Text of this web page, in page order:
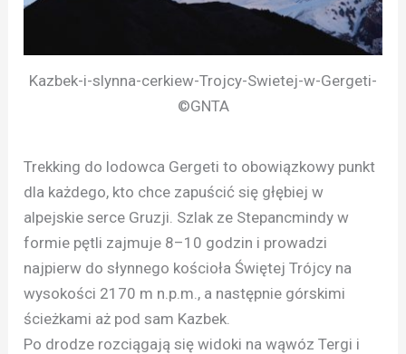
Kazbek-i-slynna-cerkiew-Trojcy-Swietej-w-Gergeti-
©GNTA
Trekking do lodowca Gergeti to obowiązkowy punkt
dla każdego, kto chce zapuścić się głębiej w
alpejskie serce Gruzji. Szlak ze Stepancmindy w
formie pętli zajmuje 8–10 godzin i prowadzi
najpierw do słynnego kościoła Świętej Trójcy na
wysokości 2170 m n.p.m., a następnie górskimi
ścieżkami aż pod sam Kazbek.
Po drodze rozciągają się widoki na wąwóz Tergi i